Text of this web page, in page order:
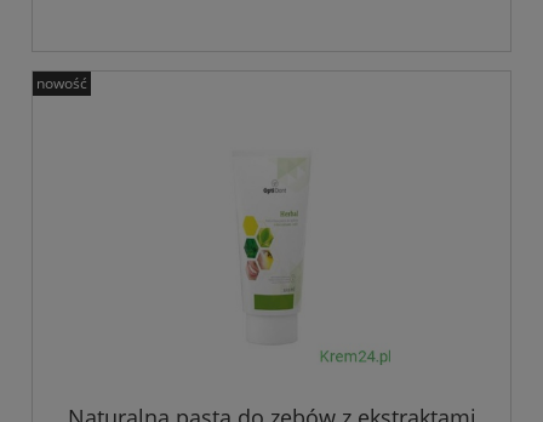
nowość